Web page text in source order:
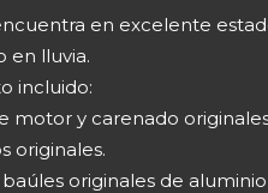
en excelente
en lluvia.
incluido:
motor y carenado
originales.
originales de